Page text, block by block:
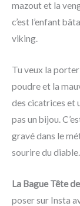
mazout et la
c’est l’enfant
viking.
Tu veux la
poudre et la
des cicatrices et
pas un bijou.
gravé dans le
sourire du diable.
La Bague Tête
poser sur Insta